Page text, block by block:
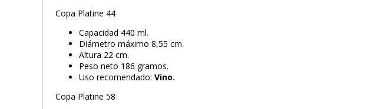
Copa Platine 44
Capacidad 440 ml.
Diámetro máximo 8,55 cm.
Altura 22 cm.
Peso neto 186 gramos.
Uso recomendado:Vino.
Copa Platine 58